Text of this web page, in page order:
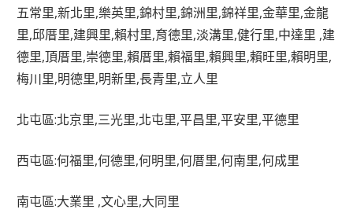
五常里,新北里,樂英里,錦村里,錦洲里,錦祥里,金華里,金龍
里,邱厝里,建興里,賴村里,育德里,淡溝里,健行里,中達里 ,建
德里,頂厝里,崇德里,賴厝里,賴福里,賴興里,賴旺里,賴明里,
梅川里,明德里,明新里,長青里,立人里
北屯區:北京里,三光里,北屯里,平昌里,平安里,平德里
西屯區:何福里,何德里,何明里,何厝里,何南里,何成里
南屯區:大業里 ,文心里,大同里